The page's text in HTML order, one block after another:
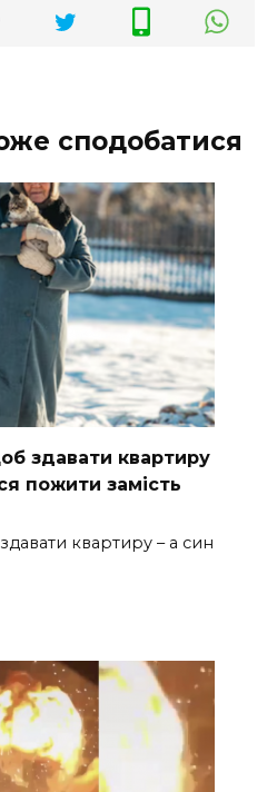
сподобатися
здавати квартиру
пожити замість
квартиру – а син